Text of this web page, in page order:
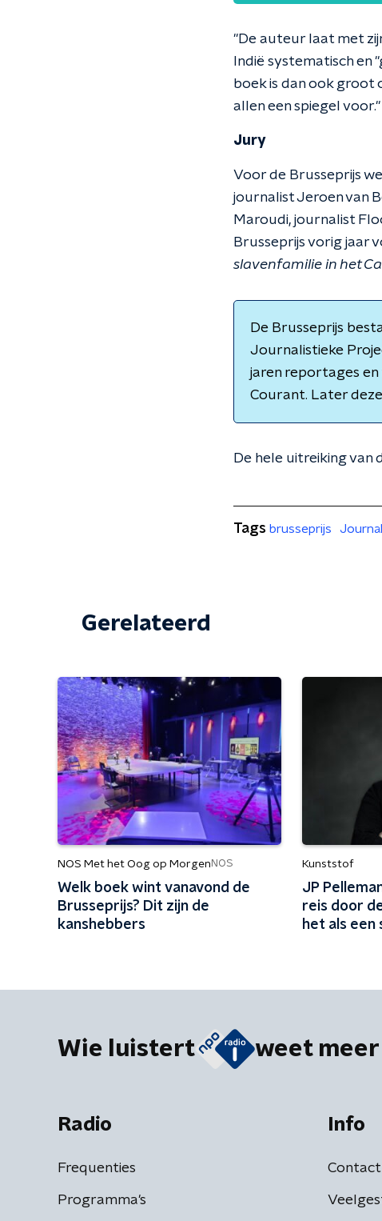
"De auteur laat met
Indië systematisch en
boek is dan ook groot
allen een spiegel voor."
Jury
Voor de Brusseprijs
journalist Jeroen van
Maroudi, journalist
Brusseprijs vorig jaar
slavenfamilie in het
De Brusseprijs
Journalistieke
jaren reportages
Courant. Later
De hele uitreiking van
Tags brusseprijs
Gerelateerd
NOS Met het Oog op Morgen NOS
Welk boek wint vanavond de
Brusseprijs? Dit zijn de
kanshebbers
Kunststof
JP
reis door
het als
Wie luistert weet meer
Radio
Frequenties
Programma's
Info
Contact